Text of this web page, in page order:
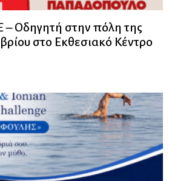
– Οδηγητή στην πόλη της
στο Εκθεσιακό Κέντρο